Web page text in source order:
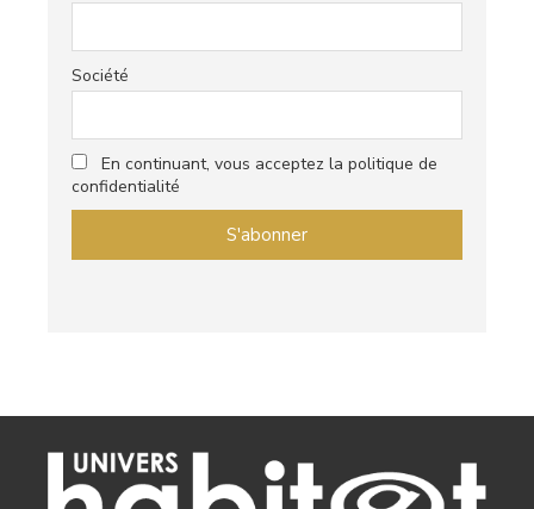
Société
En continuant, vous acceptez la politique de
confidentialité